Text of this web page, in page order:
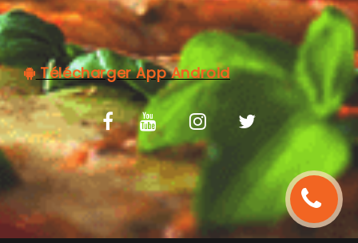
Télécharger App Android